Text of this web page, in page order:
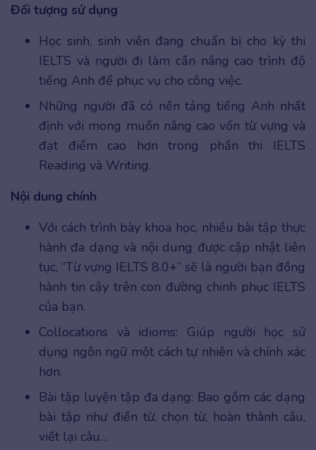
Đối tượng sử dụng
Học sinh, sinh viên đang chuẩn bị cho kỳ thi
IELTS và người đi làm cần nâng cao trình độ
tiếng Anh để phục vụ cho công việc.
Những người đã có nền tảng tiếng Anh nhất
định với mong muốn nâng cao vốn từ vựng và
đạt điểm cao hơn trong phần thi IELTS
Reading và Writing.
Nội dung chính
Với cách trình bày khoa học, nhiều bài tập thực
hành đa dạng và nội dung được cập nhật liên
tục, “Từ vựng IELTS 8.0+” sẽ là người bạn đồng
hành tin cậy trên con đường chinh phục IELTS
của bạn.
Collocations và idioms: Giúp người học sử
dụng ngôn ngữ một cách tự nhiên và chính xác
hơn.
Bài tập luyện tập đa dạng: Bao gồm các dạng
bài tập như điền từ, chọn từ, hoàn thành câu,
viết lại câu…